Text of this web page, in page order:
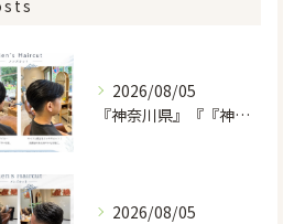
2026/08/05
『神奈川県』『『神奈川県』『綾瀬市』『海老名市』『美容室』
2026/08/05